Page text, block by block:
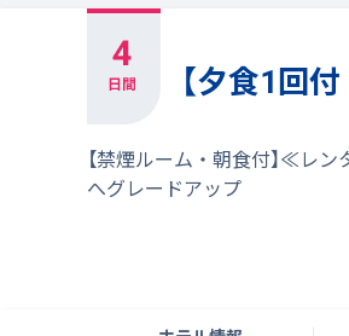
【夕食1回
【禁煙ルーム・朝食付】≪レ
へグレードアップ